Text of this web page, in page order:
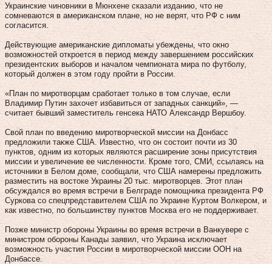
Украинские чиновники в Мюнхене сказали изданию, что не
сомневаются в американском плане, но не верят, что РФ с ним
согласится.
Действующие американские дипломаты убеждены, что окно
возможностей откроется в период между завершением российских
президентских выборов и началом чемпионата мира по футболу,
который должен в этом году пройти в России.
«План по миротворцам сработает только в том случае, если
Владимир Путин захочет избавиться от западных санкций», —
считает бывший заместитель генсека НАТО Александр Вершбоу.
Свой план по введению миротворческой миссии на Донбасс
предложили также США. Известно, что он состоит почти из 30
пунктов, одним из которых являются расширение зоны присутствия
миссии и увеличение ее численности. Кроме того, СМИ, ссылаясь на
источники в Белом доме, сообщали, что США намерены предложить
разместить на востоке Украины 20 тыс. миротворцев. Этот план
обсуждался во время встречи в Белграде помощника президента РФ
Суркова со спецпредставителем США по Украине Куртом Волкером, и
как известно, по большинству пунктов Москва его не поддерживает.
Позже министр обороны Украины во время встречи в Ванкувере с
министром обороны Канады заявил, что Украина исключает
возможность участия России в миротворческой миссии ООН на
Донбассе.